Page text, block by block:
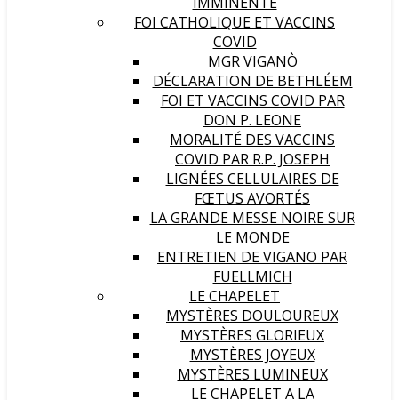
FOI CATHOLIQUE ET VACCINS
COVID
MGR VIGANÒ
DÉCLARATION DE BETHLÉEM
FOI ET VACCINS COVID PAR
DON P. LEONE
MORALITÉ DES VACCINS
COVID PAR R.P. JOSEPH
LIGNÉES CELLULAIRES DE
FŒTUS AVORTÉS
LA GRANDE MESSE NOIRE SUR
LE MONDE
ENTRETIEN DE VIGANO PAR
FUELLMICH
LE CHAPELET
MYSTÈRES DOULOUREUX
MYSTÈRES GLORIEUX
MYSTÈRES JOYEUX
MYSTÈRES LUMINEUX
LE CHAPELET A LA